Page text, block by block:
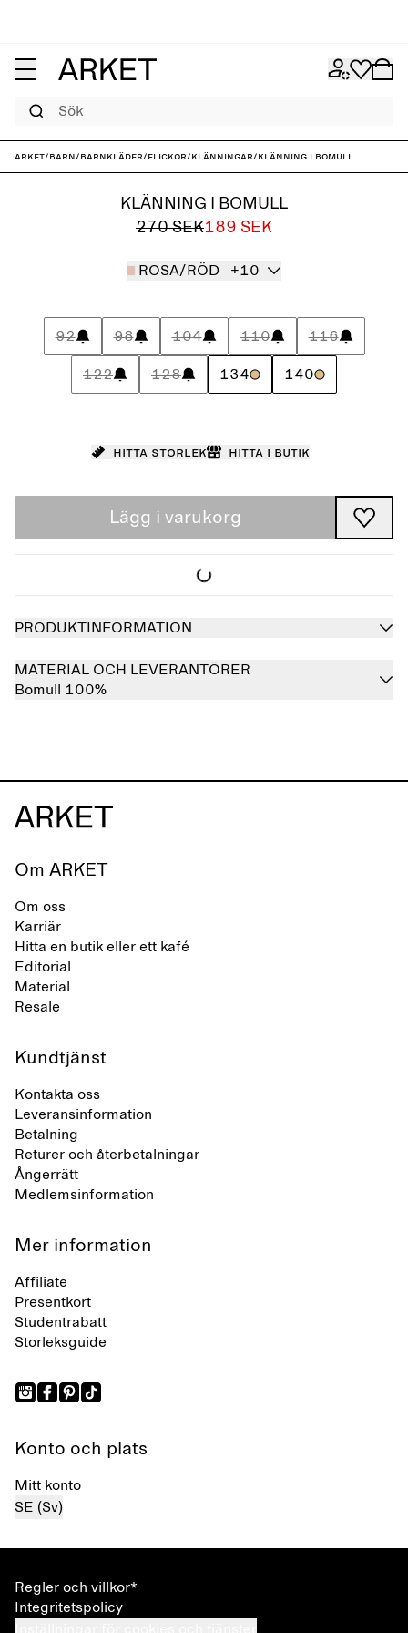
ARKET/Barn/Barnkläder/Flickor/Klänningar/Klänning i bomull
KLÄNNING I BOMULL
270 SEK189 SEK
ROSA/RÖD +10
92 98 104 110 116
122 128 134 140
Hitta storlek Hitta i butik
Lägg i varukorg
PRODUKTINFORMATION
MATERIAL OCH LEVERANTÖRER
Bomull 100%
Om ARKET
Om oss
Karriär
Hitta en butik eller ett kafé
Editorial
Material
Resale
Kundtjänst
Kontakta oss
Leveransinformation
Betalning
Returer och återbetalningar
Ångerrätt
Medlemsinformation
Mer information
Affiliate
Presentkort
Studentrabatt
Storleksguide
Konto och plats
Mitt konto
SE (Sv)
Regler och villkor*
Integritetspolicy